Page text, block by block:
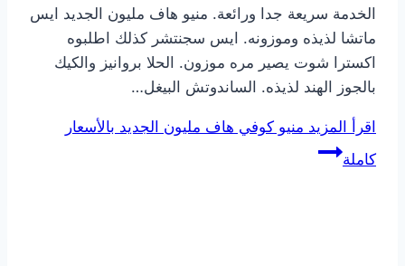
الخدمة سريعة جدا ورائعة. منيو هاف مليون الجديد ايس
ماتشا لذيذه وموزونه. ايس سجنتشر كذلك اطلبوه
اكسترا شوت يصير مره موزون. الحلا بروانيز والكيك
بالجوز الهند لذيذه. الساندوتش البيغل…
اقرأ المزيد منيو كوفي هاف مليون الجديد بالأسعار
كاملة